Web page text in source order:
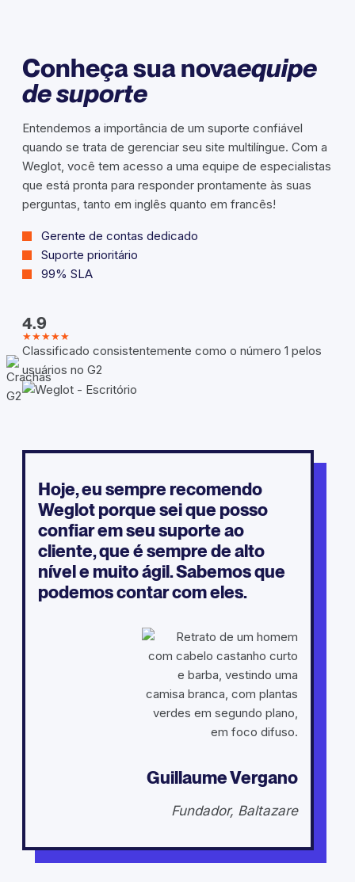
Conheça sua novaequipe
de suporte
Entendemos a importância de um suporte confiável
quando se trata de gerenciar seu site multilíngue. Com a
Weglot, você tem acesso a uma equipe de especialistas
que está pronta para responder prontamente às suas
perguntas, tanto em inglês quanto em francês!
Gerente de contas dedicado
Suporte prioritário
99% SLA
4.9
★★★★★
Classificado consistentemente como o número 1 pelos
usuários no G2
Hoje, eu sempre recomendo
Weglot porque sei que posso
confiar em seu suporte ao
cliente, que é sempre de alto
nível e muito ágil. Sabemos que
podemos contar com eles.
Guillaume Vergano
Fundador, Baltazare